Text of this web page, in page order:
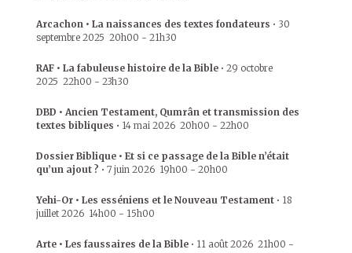
Arcachon • La naissances des textes fondateurs • 30
septembre 2025 20h00 - 21h30
RAF • La fabuleuse histoire de la Bible • 29 octobre
2025 22h00 - 23h30
DBD • Ancien Testament, Qumrân et transmission des
textes bibliques • 14 mai 2026 20h00 - 22h00
Dossier Biblique • Et si ce passage de la Bible n’était
qu’un ajout ? • 7 juin 2026 19h00 - 20h00
Yehi-Or • Les esséniens et le Nouveau Testament • 18
juillet 2026 14h00 - 15h00
Arte • Les faussaires de la Bible • 11 août 2026 21h00 -